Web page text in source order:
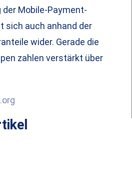
Mobile-Payment-
sich auch anhand der
wider. Gerade die
zahlen verstärkt über